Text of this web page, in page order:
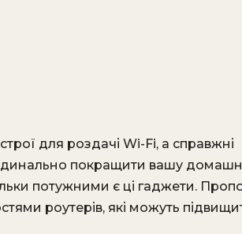
для роздачі Wi-Fi, а справжні
покращити вашу
потужними є ці гаджети.
роутерів, які можуть